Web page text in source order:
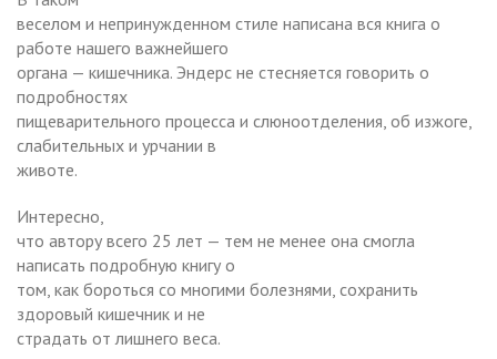
веселом и непринужденном стиле написана вся книга о
работе нашего важнейшего
органа — кишечника. Эндерс не стесняется говорить о
подробностях
пищеварительного процесса и слюноотделения, об изжоге,
слабительных и урчании в
животе.
Интересно,
что автору всего 25 лет — тем не менее она смогла
написать подробную книгу о
том, как бороться со многими болезнями, сохранить
здоровый кишечник и не
страдать от лишнего веса.